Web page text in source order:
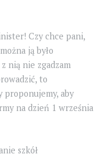
Czy chce pani,
ją było
nią nie zgadzam
to
proponujemy, aby
na dzień 1 września
szkół